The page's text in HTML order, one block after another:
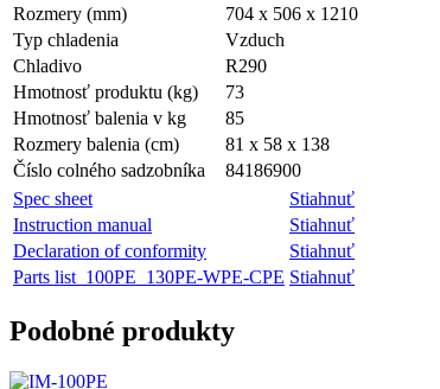
Rozmery (mm)
704 x 506 x 1210
Typ chladenia
Vzduch
Chladivo
R290
Hmotnosť produktu (kg)
73
Hmotnosť balenia v kg
85
Rozmery balenia (cm)
81 x 58 x 138
Číslo colného sadzobníka
84186900
Spec sheet
Stiahnuť
Instruction manual
Stiahnuť
Declaration of conformity
Stiahnuť
Parts list_100PE_130PE-WPE-CPE Stiahnuť
Podobné produkty